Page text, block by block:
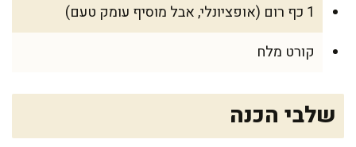
1 כף רום (אופציונלי, אבל מוסיף עומק טעם)
קורט מלח
שלבי הכנה